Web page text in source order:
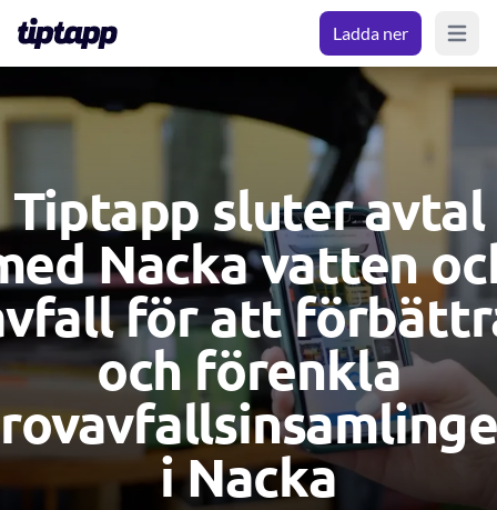
Ladda ner Open
Tiptapp sluter avtal
Nacka vatten
för att
och förenkla
i Nacka